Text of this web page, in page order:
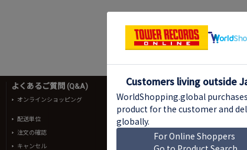
よくあるご質問 (Q&A)
オンラインショッピング
配送単位
注文の確認
キャンセル
音楽情報
ニュース
NO MUSIC, NO LIFE.
TOWER RECORDS ARTISTS
bounce